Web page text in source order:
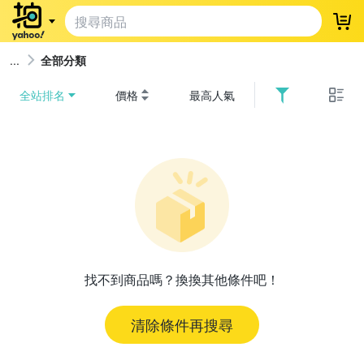
登
全部分類
全站排名 價格 最高人氣
找不到商品嗎？換換其他條件吧！
清除條件再搜尋